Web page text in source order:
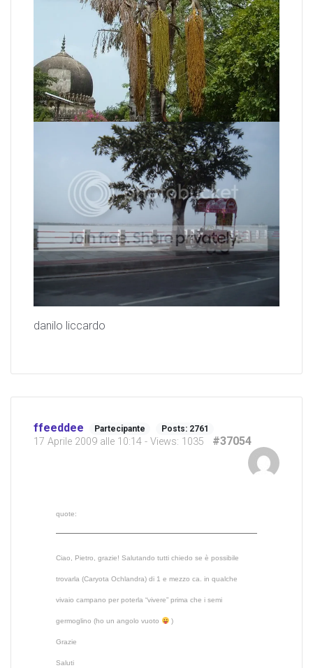
danilo liccardo
ffeeddee Partecipante Posts: 2761
17 Aprile 2009 alle 10:14 - Views: 1035 #37054
quote:
Ciao, Pietro, grazie! Salutando tutti chiedo se è possibile
trovarla (Caryota Ochlandra) di 1 e mezzo ca. in qualche
vivaio campano per poterla “vivere” prima che i semi
germoglino (ho un angolo vuoto )
Grazie
Saluti